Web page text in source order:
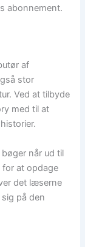
abonnement.
af
stor
Ved at tilbyde
med til at
når ud til
for at opdage
det læserne
på den